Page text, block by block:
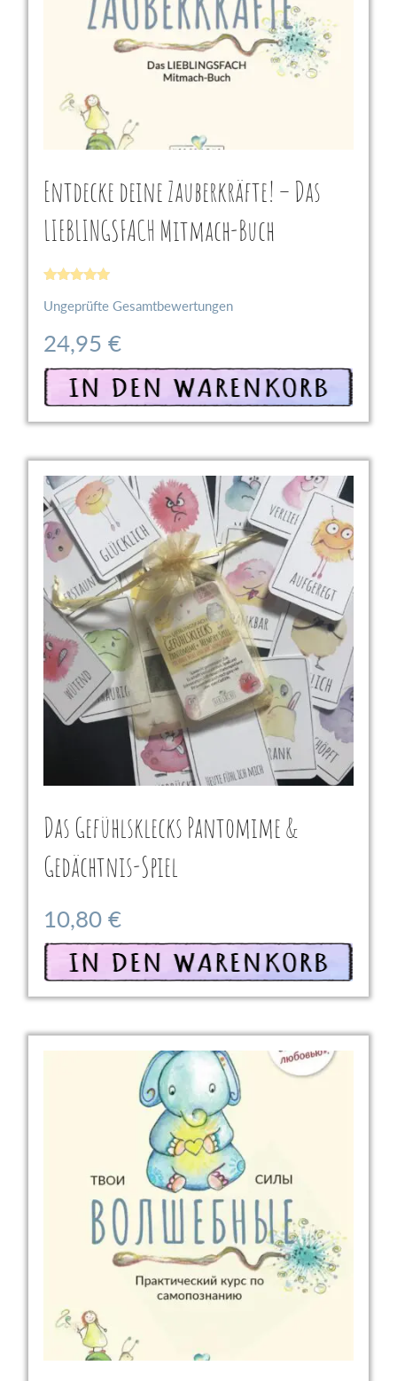
Entdecke deine Zauberkräfte! – Das
LIEBLINGSFACH Mitmach-Buch
mit
Ungeprüfte Gesamtbewertungen
24,95 €
In den Warenkorb
Das Gefühlsklecks Pantomime &
Gedächtnis-Spiel
10,80 €
In den Warenkorb